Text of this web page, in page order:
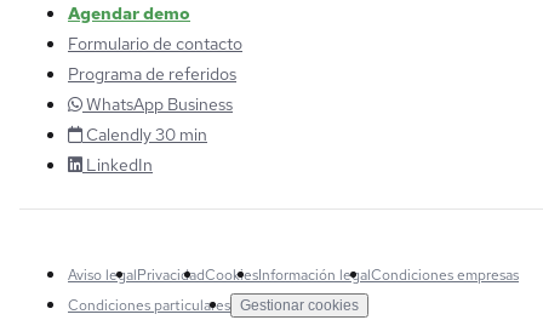
Agendar demo
Formulario de contacto
Programa de referidos
WhatsApp Business
Calendly 30 min
LinkedIn
Aviso legalPrivacidadCookiesInformación legalCondiciones empresas
Condiciones particulares Gestionar cookies